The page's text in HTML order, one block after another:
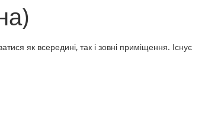
як всередині, так і зовні приміщення. Існує